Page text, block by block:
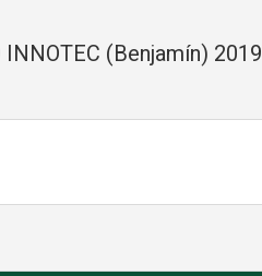
INNOTEC (Benjamín) 2019